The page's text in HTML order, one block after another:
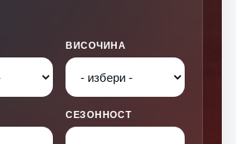
ВИСОЧИНА
СЕЗОННОСТ